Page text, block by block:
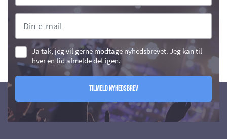
Ja tak, jeg vil gerne modtage nyhedsbrevet. Jeg kan til
hver en tid afmelde det igen.
Tilmeld nyhedsbrev